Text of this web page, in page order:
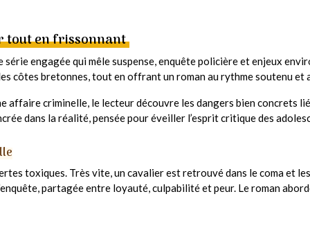
tout en frissonnant
série engagée qui mêle suspense, enquête policière et enjeux
côtes bretonnes, tout en offrant un roman au rythme soutenu et
affaire criminelle, le lecteur découvre les dangers bien concrets
dans la réalité, pensée pour éveiller l’esprit critique des
toxiques. Très vite, un cavalier est retrouvé dans le coma et
partagée entre loyauté, culpabilité et peur. Le roman